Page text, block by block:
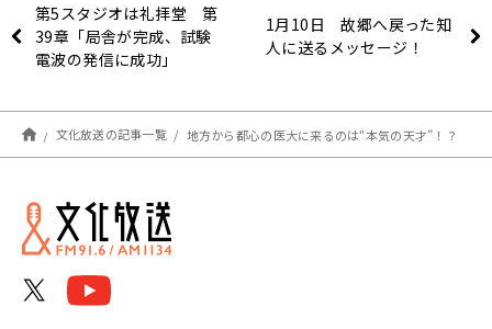
第5スタジオは礼拝堂 第
39章「局舎が完成、試験
電波の発信に成功」
1月10日 故郷へ戻った知
人に送るメッセージ！
文化放送の記事一覧 地方から都心の医大に来るのは“本気の天才”！？